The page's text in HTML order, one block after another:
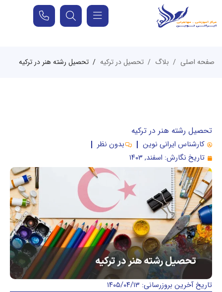
صفحه اصلی بلاگ تحصیل در ترکیه تحصیل رشته هنر در ترکیه
تحصیل رشته هنر در ترکیه
کارشناس ایرانی نوین
بدون نظر
تاریخ نگارش: اسفند, ۱۴۰۳
تاریخ آخرین بروزرسانی: ۱۴۰۵/۰۴/۱۳